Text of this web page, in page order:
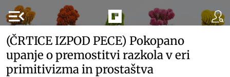
menu_open
(ČRTICE IZPOD PECE) Pokopano
upanje o premostitvi razkola v eri
primitivizma in prostaštva